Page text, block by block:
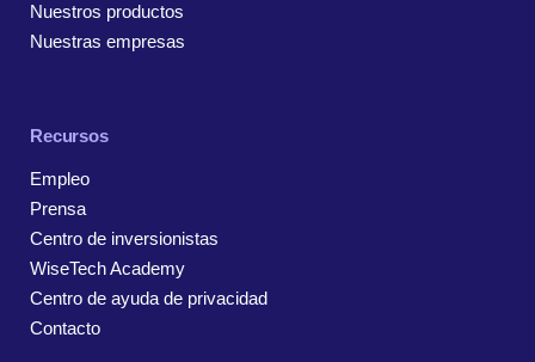
Nuestros productos
Nuestras empresas
Recursos
Empleo
Prensa
Centro de inversionistas
WiseTech Academy
Centro de ayuda de privacidad
Contacto